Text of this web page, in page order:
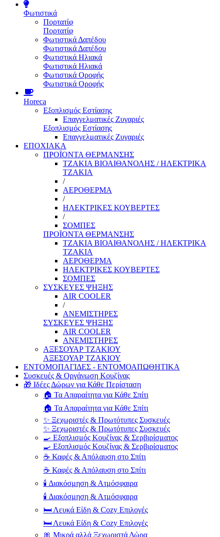
Φωτιστικά
Πορτατίφ
Πορτατίφ
Φωτιστικά Δαπέδου
Φωτιστικά Δαπέδου
Φωτιστικά Ηλιακά
Φωτιστικά Ηλιακά
Φωτιστικά Οροφής
Φωτιστικά Οροφής
Horeca
Εξοπλισμός Εστίασης
Επαγγελματικές Ζυγαριές
Εξοπλισμός Εστίασης
Επαγγελματικές Ζυγαριές
ΕΠΟΧΙΑΚΑ
ΠΡΟΪΟΝΤΑ ΘΕΡΜΑΝΣΗΣ
ΤΖΑΚΙΑ ΒΙΟΑΙΘΑΝΟΛΗΣ / ΗΛΕΚΤΡΙΚΑ
ΤΖΑΚΙΑ
/
ΑΕΡΟΘΕΡΜΑ
/
ΗΛΕΚΤΡΙΚΕΣ ΚΟΥΒΕΡΤΕΣ
/
ΣΟΜΠΕΣ
ΠΡΟΪΟΝΤΑ ΘΕΡΜΑΝΣΗΣ
ΤΖΑΚΙΑ ΒΙΟΑΙΘΑΝΟΛΗΣ / ΗΛΕΚΤΡΙΚΑ
ΤΖΑΚΙΑ
ΑΕΡΟΘΕΡΜΑ
ΗΛΕΚΤΡΙΚΕΣ ΚΟΥΒΕΡΤΕΣ
ΣΟΜΠΕΣ
ΣΥΣΚΕΥΕΣ ΨΗΞΗΣ
AIR COOLER
/
ΑΝΕΜΙΣΤΗΡΕΣ
ΣΥΣΚΕΥΕΣ ΨΗΞΗΣ
AIR COOLER
ΑΝΕΜΙΣΤΗΡΕΣ
ΑΞΕΣΟΥΑΡ ΤΖΑΚΙΟΥ
ΑΞΕΣΟΥΑΡ ΤΖΑΚΙΟΥ
ΕΝΤΟΜΟΠΑΓΙΔΕΣ - ΕΝΤΟΜΟΑΠΩΘΗΤΙΚΑ
Συσκευές & Οργάνωση Κουζίνας
🎁 Ιδέες Δώρων για Κάθε Περίσταση
🏠 Τα Απαραίτητα για Κάθε Σπίτι
🏠 Τα Απαραίτητα για Κάθε Σπίτι
✨ Ξεχωριστές & Πρωτότυπες Συσκευές
✨ Ξεχωριστές & Πρωτότυπες Συσκευές
🍳 Εξοπλισμός Κουζίνας & Σερβιρίσματος
🍳 Εξοπλισμός Κουζίνας & Σερβιρίσματος
☕ Καφές & Απόλαυση στο Σπίτι
☕ Καφές & Απόλαυση στο Σπίτι
🕯️ Διακόσμηση & Ατμόσφαιρα
🕯️ Διακόσμηση & Ατμόσφαιρα
🛏️ Λευκά Είδη & Cozy Επιλογές
🛏️ Λευκά Είδη & Cozy Επιλογές
🎀 Μικρά αλλά Ξεχωριστά Δώρα